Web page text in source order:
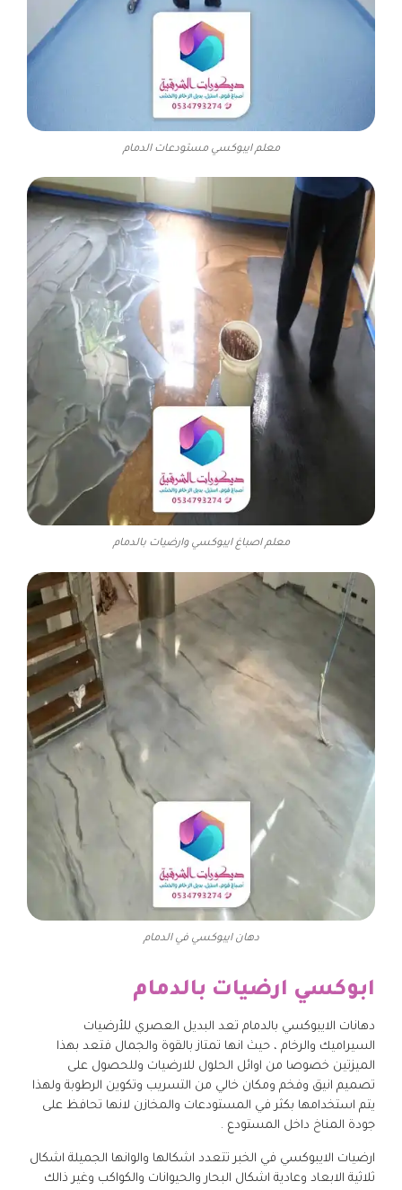
معلم ايبوكسي مستودعات الدمام
معلم اصباغ ايبوكسي وارضيات بالدمام
دهان ايبوكسي في الدمام
ابوكسي ارضيات بالدمام
دهانات الايبوكسي بالدمام تعد البديل العصري للأرضيات
السيراميك والرخام ، حيث انها تمتاز بالقوة والجمال فتعد بهذا
الميزتين خصوصا من اوائل الحلول للارضيات وللحصول على
تصميم انيق وفخم ومكان خالي من التسريب وتكوين الرطوبة ولهذا
يتم استخدامها بكثر في المستودعات والمخازن لانها تحافظ على
جودة المناخ داخل المستودع .
ارضيات الايبوكسي في الخبر تتعدد اشكالها والوانها الجميلة اشكال
ثلاثية الابعاد وعادية اشكال البحار والحيوانات والكواكب وغير ذالك